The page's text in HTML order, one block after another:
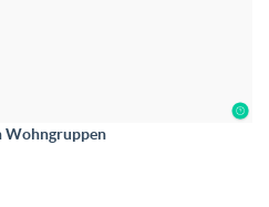
Wohngruppen